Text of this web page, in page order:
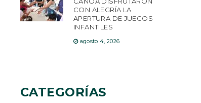
CON ALEGRÍA LA
APERTURA DE JUEGOS
INFANTILES
agosto 4, 2026
CATEGORÍAS